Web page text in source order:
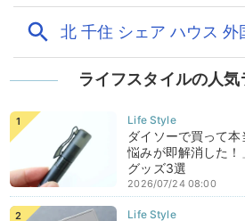
ライフスタイルの人
ダイソーで買って
悩みが即解消した
グッズ3選
2026/07/24 08:00